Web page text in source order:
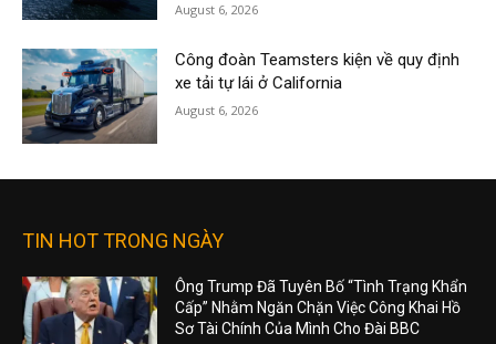
August 6, 2026
Công đoàn Teamsters kiện về quy định
xe tải tự lái ở California
August 6, 2026
TIN HOT TRONG NGÀY
Ông Trump Đã Tuyên Bố “Tình Trạng Khẩn
Cấp” Nhằm Ngăn Chặn Việc Công Khai Hồ
Sơ Tài Chính Của Mình Cho Đài BBC